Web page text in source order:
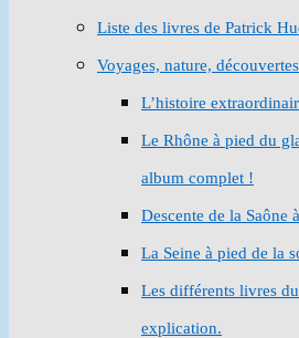
Liste des livres de Patrick
Voyages, nature, découvertes
L’histoire
Le Rhône à pied du
album complet !
Descente de la Saône
La Seine à pied de la
Les différents livres
explication.